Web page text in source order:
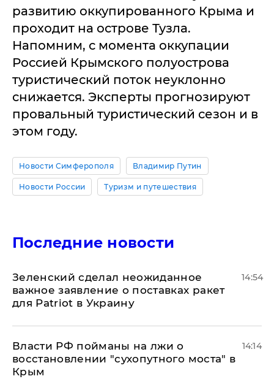
развитию оккупированного Крыма и
проходит на острове Тузла.
Напомним, с момента оккупации
Россией Крымского полуострова
туристический поток неуклонно
снижается. Эксперты прогнозируют
провальный туристический сезон и в
этом году.
Новости Симферополя Владимир Путин
Новости России Туризм и путешествия
Последние новости
Зеленский сделал неожиданное
важное заявление о поставках ракет
для Patriot в Украину
14:54
Власти РФ пойманы на лжи о
восстановлении "сухопутного моста" в
Крым
14:14